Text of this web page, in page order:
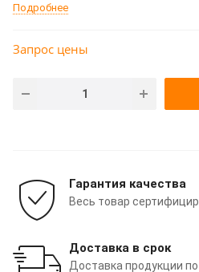
Подробнее
Запрос цены
Гарантия качества
Весь товар
Доставка в срок
Доставка продукции